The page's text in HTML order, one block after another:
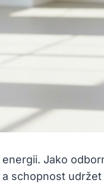
Jako
schopnost